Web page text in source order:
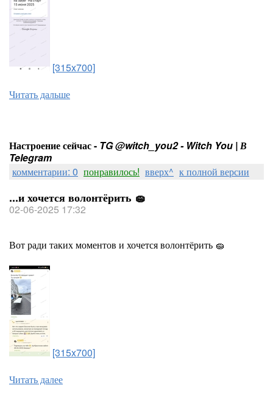
[315x700]
Читать дальше
Настроение сейчас - TG @witch_you2 - Witch You | В
Telegram
комментарии: 0 понравилось! вверх^ к полной версии
...и хочется волонтёрить 🧽
02-06-2025 17:32
Вот ради таких моментов и хочется волонтёрить 🧽
[315x700]
Читать далее